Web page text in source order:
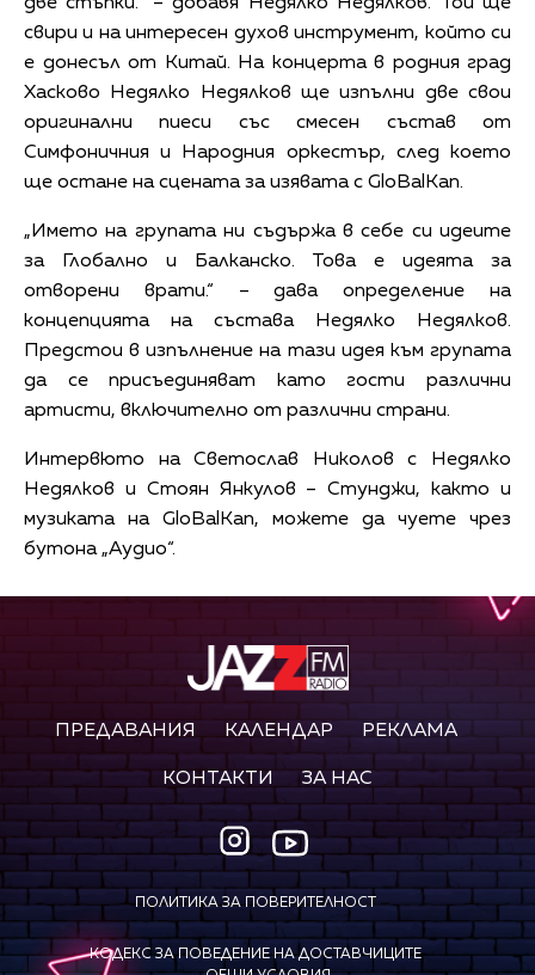
свири и на интересен духов инструмент, който си
е донесъл от Китай. На концерта в родния град
Хасково Недялко Недялков ще изпълни две свои
оригинални пиеси със смесен състав от
Симфоничния и Народния оркестър, след което
ще остане на сцената за изявата с GloBalKan.
„Името на групата ни съдържа в себе си идеите
за Глобално и Балканско. Това е идеята за
отворени врати.“ – дава определение на
концепцията на състава Недялко Недялков.
Предстои в изпълнение на тази идея към групата
да се присъединяват като гости различни
артисти, включително от различни страни.
Интервюто на Светослав Николов с Недялко
Недялков и Стоян Янкулов – Стунджи, както и
музиката на GloBalKan, можете да чуете чрез
бутона „Аудио“.
ПРЕДАВАНИЯ КАЛЕНДАР РЕКЛАМА
КОНТАКТИ ЗА НАС
ПОЛИТИКА ЗА ПОВЕРИТЕЛНОСТ
КОДЕКС ЗА ПОВЕДЕНИЕ НА ДОСТАВЧИЦИТЕ